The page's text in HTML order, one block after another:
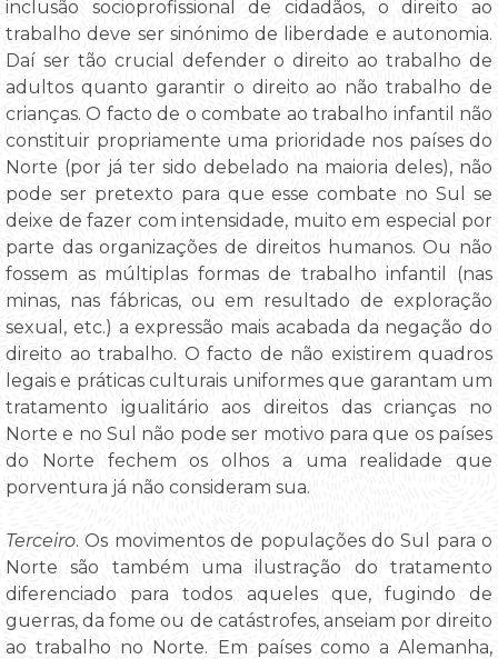
inclusão socioprofissional de cidadãos, o direito ao
trabalho deve ser sinónimo de liberdade e autonomia.
Daí ser tão crucial defender o direito ao trabalho de
adultos quanto garantir o direito ao não trabalho de
crianças. O facto de o combate ao trabalho infantil não
constituir propriamente uma prioridade nos países do
Norte (por já ter sido debelado na maioria deles), não
pode ser pretexto para que esse combate no Sul se
deixe de fazer com intensidade, muito em especial por
parte das organizações de direitos humanos. Ou não
fossem as múltiplas formas de trabalho infantil (nas
minas, nas fábricas, ou em resultado de exploração
sexual, etc.) a expressão mais acabada da negação do
direito ao trabalho. O facto de não existirem quadros
legais e práticas culturais uniformes que garantam um
tratamento igualitário aos direitos das crianças no
Norte e no Sul não pode ser motivo para que os países
do Norte fechem os olhos a uma realidade que
porventura já não consideram sua.
Terceiro. Os movimentos de populações do Sul para o
Norte são também uma ilustração do tratamento
diferenciado para todos aqueles que, fugindo de
guerras, da fome ou de catástrofes, anseiam por direito
ao trabalho no Norte. Em países como a Alemanha,